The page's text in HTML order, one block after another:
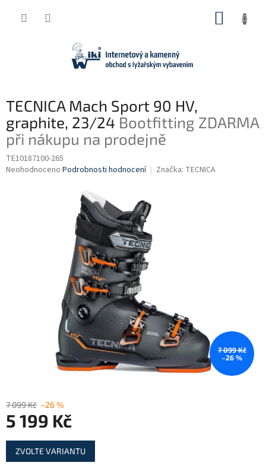
TECNICA Mach Sport 90 HV,
graphite, 23/24 Bootfitting ZDARMA
při nákupu na prodejně
TE10187100-265
Průměrné
Neohodnoceno Podrobnosti hodnocení Značka: TECNICA
7 099 Kč
–26 %
7 099 Kč –26 %
5 199 Kč
Měrná
cena:
ZVOLTE VARIANTU